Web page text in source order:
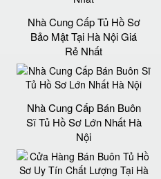
Nhà Cung Cấp Tủ Hồ Sơ
Bảo Mật Tại Hà Nội Giá
Rẻ Nhất
Nhà Cung Cấp Bán Buôn
Sĩ Tủ Hồ Sơ Lớn Nhất Hà
Nội